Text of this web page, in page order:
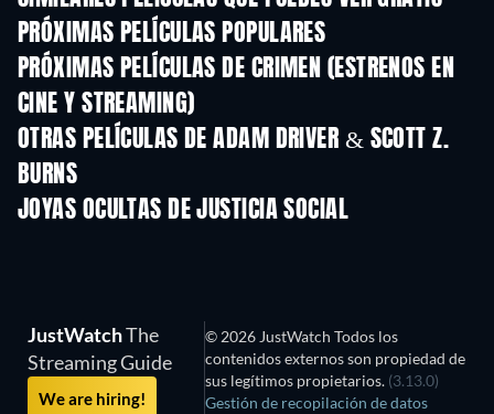
PRÓXIMAS PELÍCULAS POPULARES
PRÓXIMAS PELÍCULAS DE CRIMEN (ESTRENOS EN
CINE Y STREAMING)
OTRAS PELÍCULAS DE ADAM DRIVER & SCOTT Z.
BURNS
JOYAS OCULTAS DE JUSTICIA SOCIAL
JustWatchThe
Streaming Guide
We are hiring!
© 2026 JustWatch Todos los
contenidos externos son propiedad de
sus legítimos propietarios. (3.13.0)
Gestión de recopilación de datos